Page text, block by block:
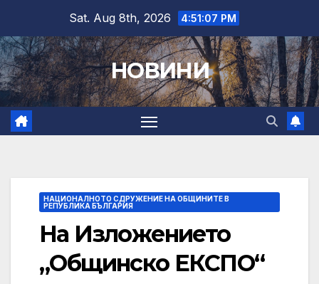
content
Sat. Aug 8th, 2026 4:51:08 PM
НОВИНИ
НАЦИОНАЛНОТО СДРУЖЕНИЕ НА ОБЩИНИТЕ В
РЕПУБЛИКА БЪЛГАРИЯ
На Изложението
„Общинско ЕКСПО“